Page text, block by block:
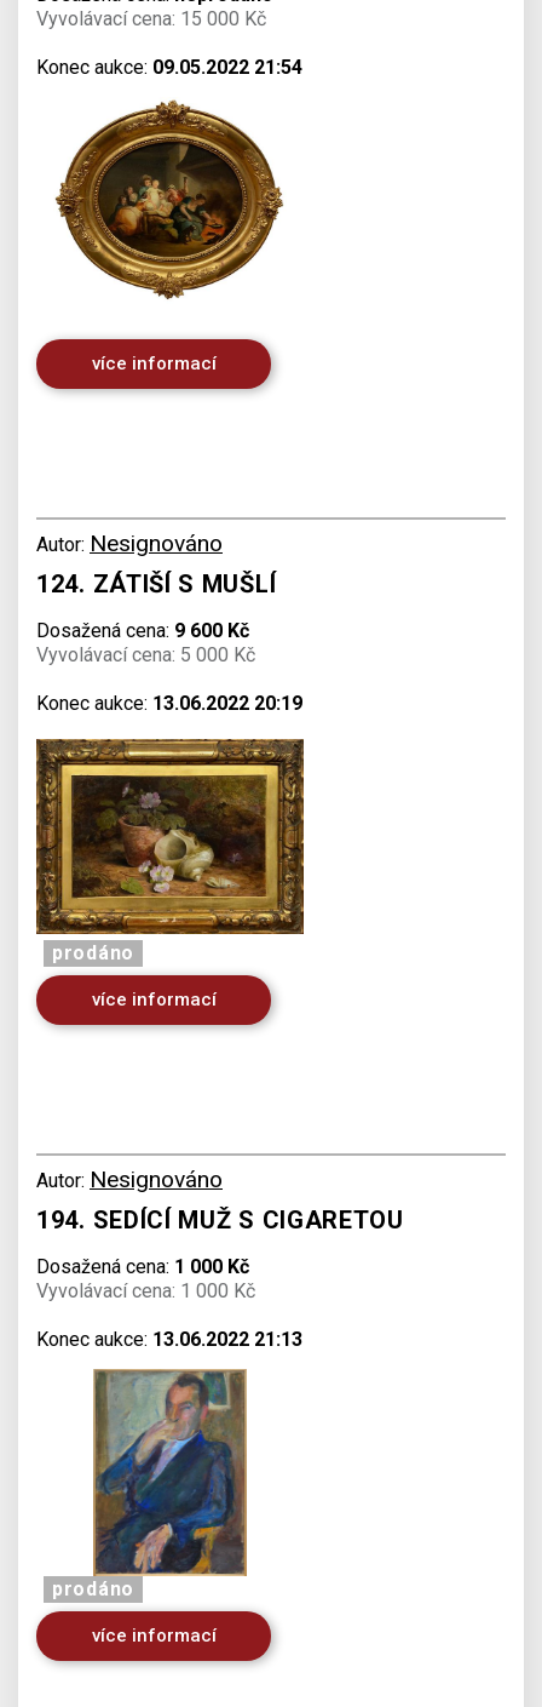
Vyvolávací cena: 15 000 Kč
Konec aukce: 09.05.2022 21:54
více informací
Autor: Nesignováno
124. ZÁTIŠÍ S MUŠLÍ
Dosažená cena: 9 600 Kč
Vyvolávací cena: 5 000 Kč
Konec aukce: 13.06.2022 20:19
prodáno
více informací
Autor: Nesignováno
194. SEDÍCÍ MUŽ S CIGARETOU
Dosažená cena: 1 000 Kč
Vyvolávací cena: 1 000 Kč
Konec aukce: 13.06.2022 21:13
prodáno
více informací